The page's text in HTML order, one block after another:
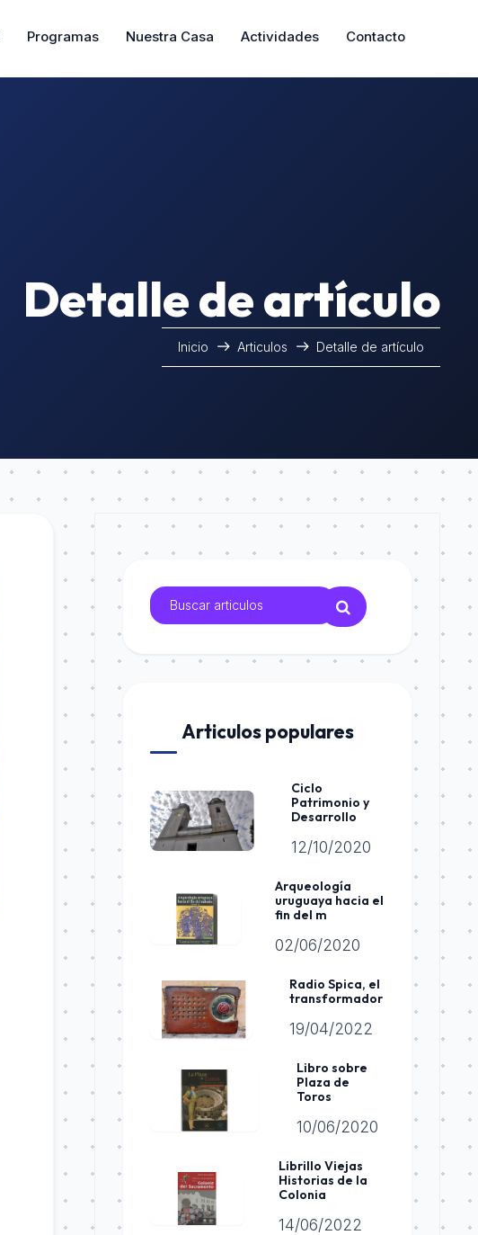
Programas Nuestra Casa Actividades Contacto
Detalle de artículo
Inicio Articulos Detalle de artículo
Articulos populares
Ciclo
Patrimonio y
Desarrollo
12/10/2020
Arqueología
uruguaya hacia el
fin del m
02/06/2020
Radio Spica, el
transformador
19/04/2022
Libro sobre
Plaza de
Toros
10/06/2020
Librillo Viejas
Historias de la
Colonia
14/06/2022